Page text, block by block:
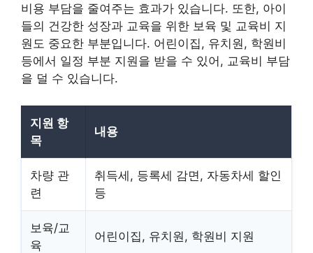
비용 부담을 줄여주는 효과가 있습니다. 또한, 아이
들의 건강한 성장과 교육을 위한 보육 및 교육비 지
원도 중요한 부분입니다. 어린이집, 유치원, 학원비
등에서 일정 부분 지원을 받을 수 있어, 교육비 부담
을 덜 수 있습니다.
지원 항
목
내용
차량 관
련
취득세, 등록세 감면, 자동차세 할인
등
보육/교
육
어린이집, 유치원, 학원비 지원